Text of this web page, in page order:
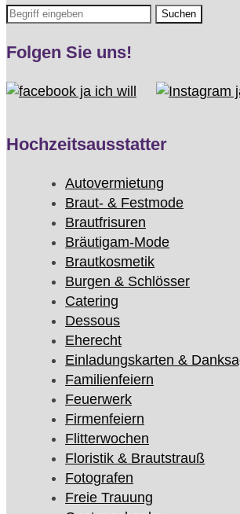
Folgen Sie uns!
Hochzeitsausstatter
Autovermietung
Braut- & Festmode
Brautfrisuren
Bräutigam-Mode
Brautkosmetik
Burgen & Schlösser
Catering
Dessous
Eherecht
Einladungskarten &
Familienfeiern
Feuerwerk
Firmenfeiern
Flitterwochen
Floristik & Brautstrauß
Fotografen
Freie Trauung